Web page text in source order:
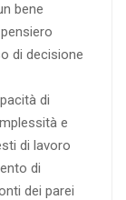
bene
di decisione
di
e
di lavoro
di
dei parei